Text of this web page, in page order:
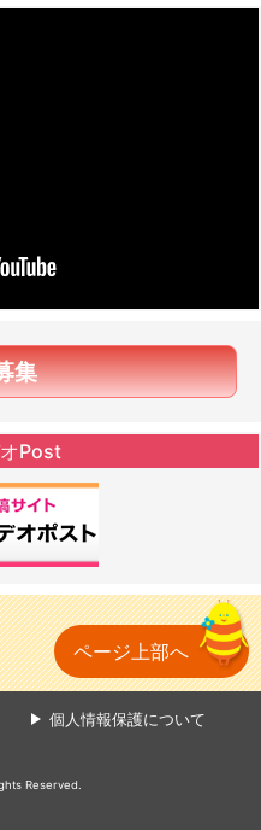
集
Post
ページ上部へ
個人情報保護について
Reserved.